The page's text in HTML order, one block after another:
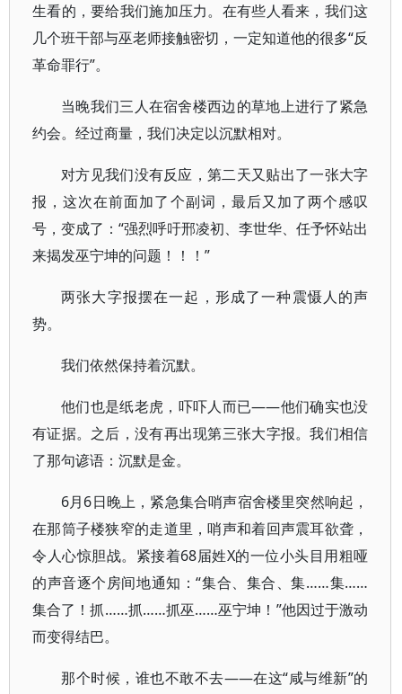
生看的，要给我们施加压力。在有些人看来，我们这
几个班干部与巫老师接触密切，一定知道他的很多“反
革命罪行”。
当晚我们三人在宿舍楼西边的草地上进行了紧急
约会。经过商量，我们决定以沉默相对。
对方见我们没有反应，第二天又贴出了一张大字
报，这次在前面加了个副词，最后又加了两个感叹
号，变成了：“强烈呼吁邢凌初、李世华、任予怀站出
来揭发巫宁坤的问题！！！”
两张大字报摆在一起，形成了一种震慑人的声
势。
我们依然保持着沉默。
他们也是纸老虎，吓吓人而已——他们确实也没
有证据。之后，没有再出现第三张大字报。我们相信
了那句谚语：沉默是金。
6月6日晚上，紧急集合哨声宿舍楼里突然响起，
在那筒子楼狭窄的走道里，哨声和着回声震耳欲聋，
令人心惊胆战。紧接着68届姓X的一位小头目用粗哑
的声音逐个房间地通知：“集合、集合、集……集……
集合了！抓……抓……抓巫……巫宁坤！”他因过于激动
而变得结巴。
那个时候，谁也不敢不去——在这“咸与维新”的